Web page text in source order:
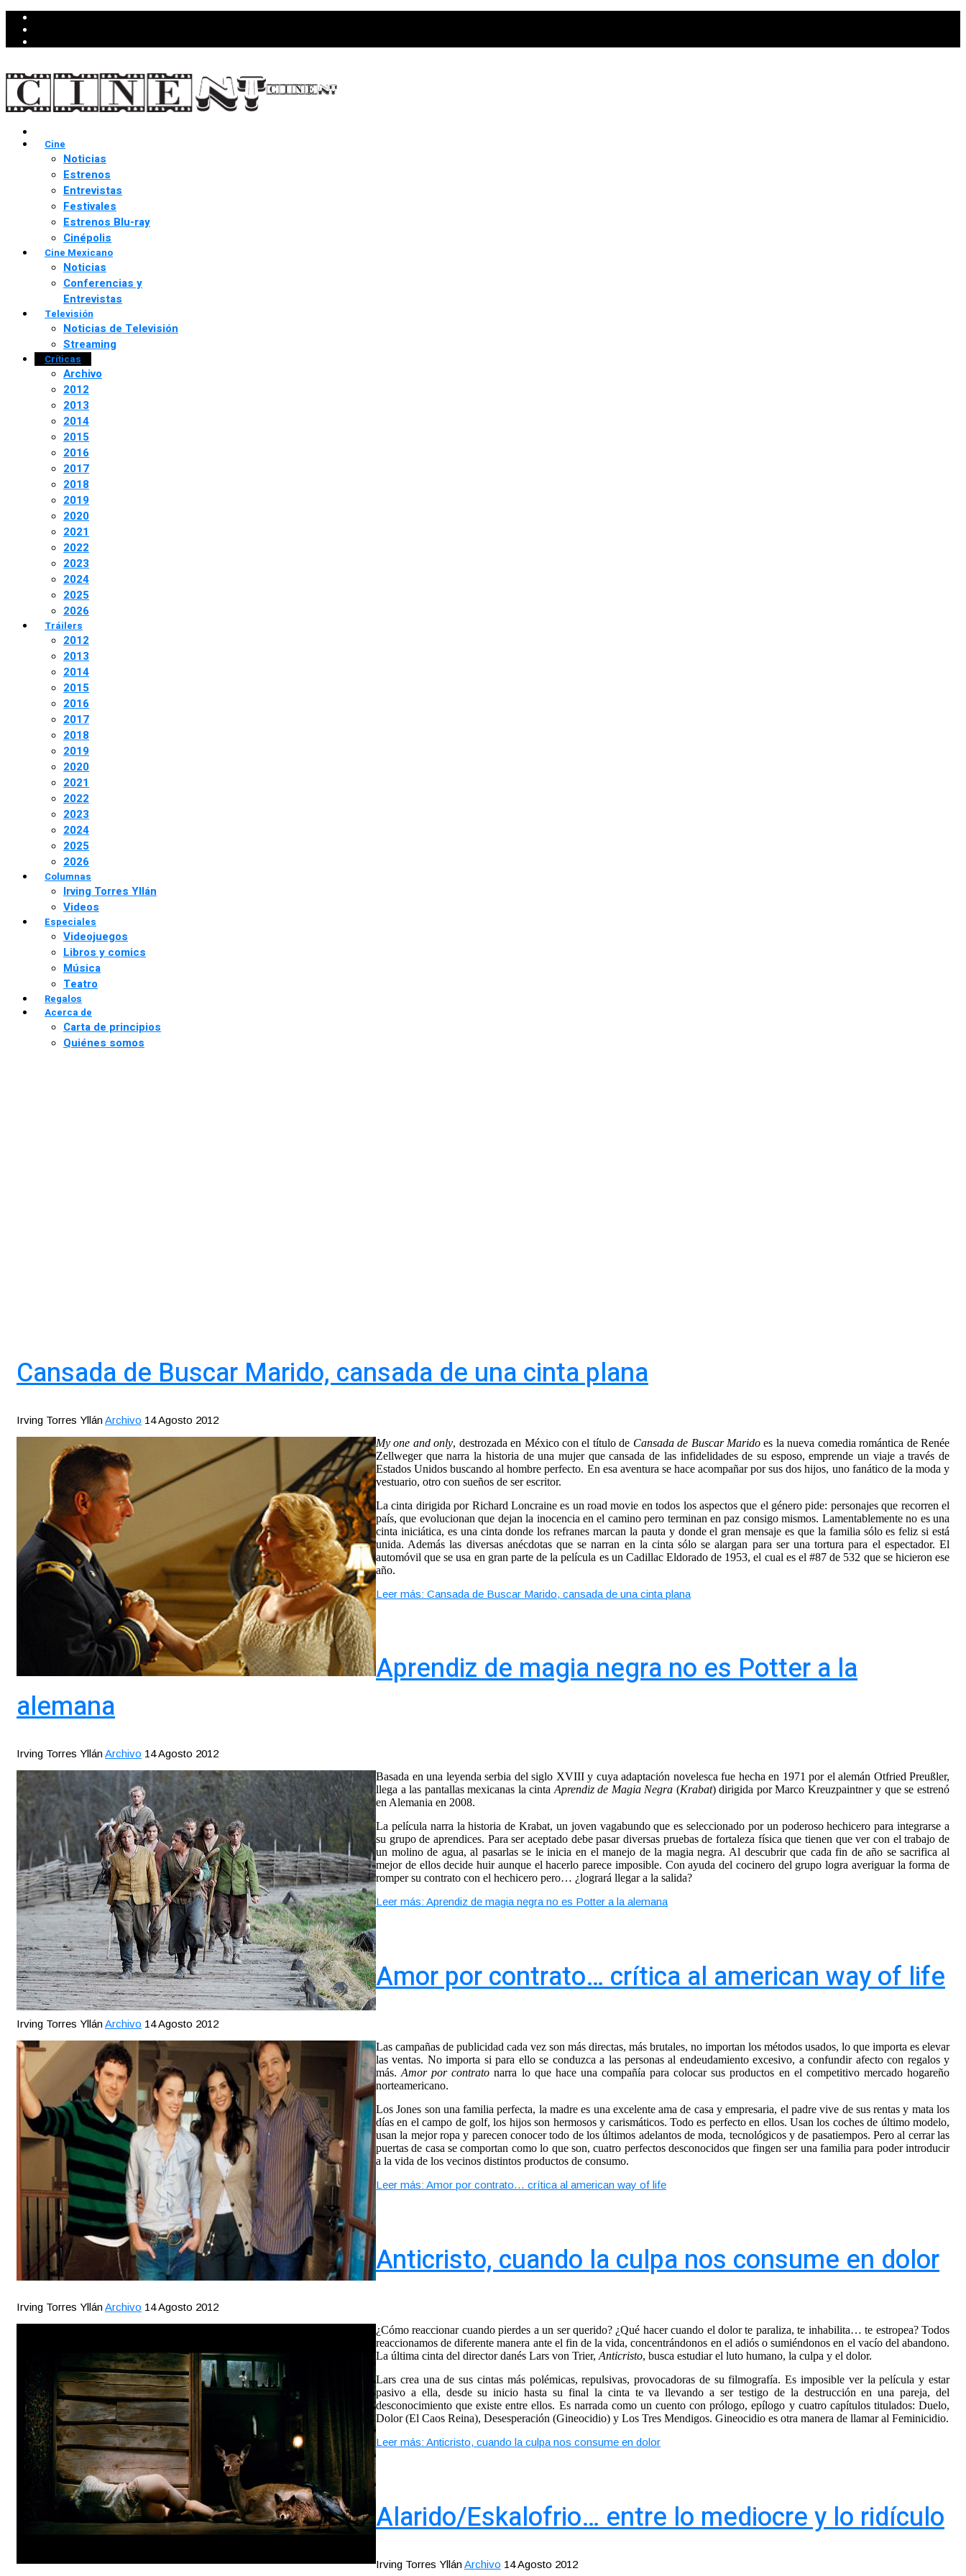
Cine
Noticias
Estrenos
Entrevistas
Festivales
Estrenos Blu-ray
Cinépolis
Cine Mexicano
Noticias
Conferencias y
Entrevistas
Televisión
Noticias de Televisión
Streaming
Críticas
Archivo
2012
2013
2014
2015
2016
2017
2018
2019
2020
2021
2022
2023
2024
2025
2026
Tráilers
2012
2013
2014
2015
2016
2017
2018
2019
2020
2021
2022
2023
2024
2025
2026
Columnas
Irving Torres Yllán
Videos
Especiales
Videojuegos
Libros y comics
Música
Teatro
Regalos
Acerca de
Carta de principios
Quiénes somos
Cansada de Buscar Marido, cansada de una cinta plana
Irving Torres YllánArchivo 14 Agosto 2012
My one and only, destrozada en México con el título de Cansada de Buscar Maridoes la nueva comedia romántica de Renée
Zellweger que narra la historia de una mujer que cansada de las infidelidades de su esposo, emprende un viaje a través de
Estados Unidos buscando al hombre perfecto. En esa aventura se hace acompañar por sus dos hijos, uno fanático de la moda y
vestuario, otro con sueños de ser escritor.
La cinta dirigida por Richard Loncraine es un road movie en todos los aspectos que el género pide: personajes que recorren el
país, que evolucionan que dejan la inocencia en el camino pero terminan en paz consigo mismos. Lamentablemente no es una
cinta iniciática, es una cinta donde los refranes marcan la pauta y donde el gran mensaje es que la familia sólo es feliz si está
unida. Además las diversas anécdotas que se narran en la cinta sólo se alargan para ser una tortura para el espectador. El
automóvil que se usa en gran parte de la película es un Cadillac Eldorado de 1953, el cual es el #87 de 532 que se hicieron ese
año.
Leer más: Cansada de Buscar Marido, cansada de una cinta plana
Aprendiz de magia negra no es Potter a la
alemana
Irving Torres YllánArchivo 14 Agosto 2012
Basada en una leyenda serbia del siglo XVIII y cuya adaptación novelesca fue hecha en 1971 por el alemán Otfried Preußler,
llega a las pantallas mexicanas la cinta Aprendiz de Magia Negra (Krabat) dirigida por Marco Kreuzpaintner y que se estrenó
en Alemania en 2008.
La película narra la historia de Krabat, un joven vagabundo que es seleccionado por un poderoso hechicero para integrarse a
su grupo de aprendices. Para ser aceptado debe pasar diversas pruebas de fortaleza física que tienen que ver con el trabajo de
un molino de agua, al pasarlas se le inicia en el manejo de la magia negra. Al descubrir que cada fin de año se sacrifica al
mejor de ellos decide huir aunque el hacerlo parece imposible. Con ayuda del cocinero del grupo logra averiguar la forma de
romper su contrato con el hechicero pero… ¿logrará llegar a la salida?
Leer más: Aprendiz de magia negra no es Potter a la alemana
Amor por contrato… crítica al american way of life
Irving Torres YllánArchivo 14 Agosto 2012
Las campañas de publicidad cada vez son más directas, más brutales, no importan los métodos usados, lo que importa es elevar
las ventas. No importa si para ello se conduzca a las personas al endeudamiento excesivo, a confundir afecto con regalos y
más.Amor por contratonarra lo que hace una compañía para colocar sus productos en el competitivo mercado hogareño
norteamericano.
Los Jones son una familia perfecta, la madre es una excelente ama de casa y empresaria, el padre vive de sus rentas y mata los
días en el campo de golf, los hijos son hermosos y carismáticos. Todo es perfecto en ellos. Usan los coches de último modelo,
usan la mejor ropa y parecen conocer todo de los últimos adelantos de moda, tecnológicos y de pasatiempos. Pero al cerrar las
puertas de casa se comportan como lo que son, cuatro perfectos desconocidos que fingen ser una familia para poder introducir
a la vida de los vecinos distintos productos de consumo.
Leer más: Amor por contrato… crítica al american way of life
Anticristo, cuando la culpa nos consume en dolor
Irving Torres YllánArchivo 14 Agosto 2012
¿Cómo reaccionar cuando pierdes a un ser querido? ¿Qué hacer cuando el dolor te paraliza, te inhabilita… te estropea? Todos
reaccionamos de diferente manera ante el fin de la vida, concentrándonos en el adiós o sumiéndonos en el vacío del abandono.
La última cinta del director danés Lars von Trier, Anticristo, busca estudiar el luto humano, la culpa y el dolor.
Lars crea una de sus cintas más polémicas, repulsivas, provocadoras de su filmografía. Es imposible ver la película y estar
pasivo a ella, desde su inicio hasta su final la cinta te va llevando a ser testigo de la destrucción en una pareja, del
desconocimiento que existe entre ellos. Es narrada como un cuento con prólogo, epílogo y cuatro capítulos titulados: Duelo,
Dolor (El Caos Reina), Desesperación (Gineocidio) y Los Tres Mendigos. Gineocidio es otra manera de llamar al Feminicidio.
Leer más: Anticristo, cuando la culpa nos consume en dolor
Alarido/Eskalofrio… entre lo mediocre y lo ridículo
Irving Torres YllánArchivo 14 Agosto 2012